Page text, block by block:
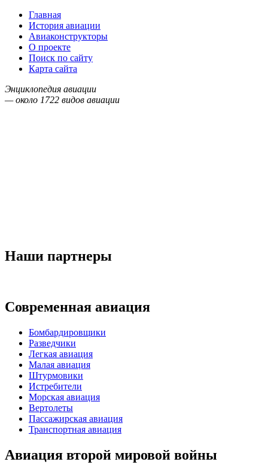
Главная
История авиации
Авиаконструкторы
О проекте
Поиск по сайту
Карта сайта
Энциклопедия авиации
— около 1722 видов авиации
Наши партнеры
Современная авиация
Бомбардировщики
Разведчики
Легкая авиация
Малая авиация
Штурмовики
Истребители
Морская авиация
Вертолеты
Пассажирская авиация
Транспортная авиация
Авиация второй мировой войны